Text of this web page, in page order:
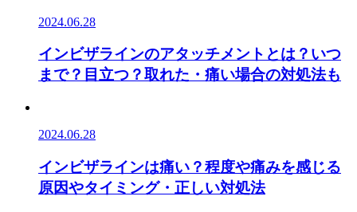
2024.06.28
インビザラインのアタッチメントとは？いつ
まで？目立つ？取れた・痛い場合の対処法も
2024.06.28
インビザラインは痛い？程度や痛みを感じる
原因やタイミング・正しい対処法